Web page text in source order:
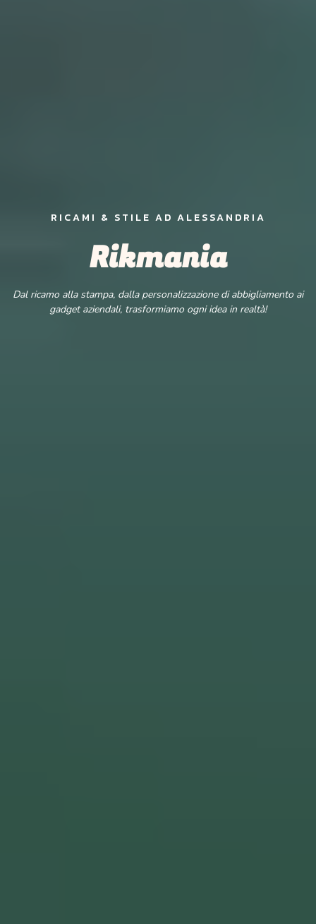
RICAMI & STILE AD ALESSANDRIA
Rikmania
Dal ricamo alla stampa, dalla personalizzazione di abbigliamento ai
gadget aziendali, trasformiamo ogni idea in realtà!